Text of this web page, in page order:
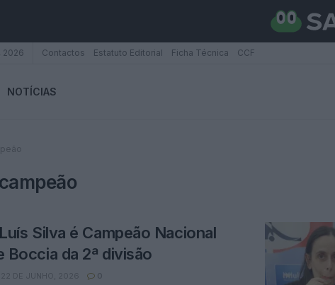
2026 Contactos Estatuto Editorial Ficha Técnica CCF
NOTÍCIAS
campeão
Silva é Campeão Nacional
Boccia da 2ª divisão
22 DE JUNHO, 2026 0